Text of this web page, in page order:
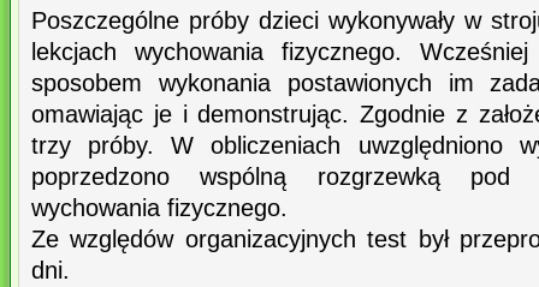
Poszczególne próby dzieci wykonywały w
lekcjach wychowania fizycznego.
sposobem wykonania postawionych im
omawiając je i demonstrując. Zgodnie z
trzy próby. W obliczeniach uwzględniono
poprzedzono wspólną rozgrzewką pod
wychowania fizycznego.
Ze względów organizacyjnych test był
dni.